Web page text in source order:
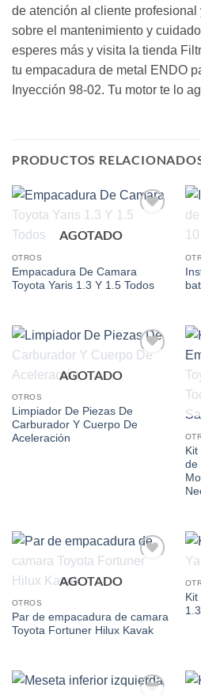
de atención al cliente profesional
sobre el mantenimiento y
esperes más y visita la tienda
tu empacadura de metal ENDO
Inyección 98-02. Tu motor te lo
PRODUCTOS
AGOTADO
OTROS
Empacadura De Camara
Toyota Yaris 1.3 Y 1.5 Todos
AGOTADO
OTROS
Limpiador De Piezas De
Carburador Y Cuerpo De
Aceleración
de
AGOTADO
OTROS
Par de empacadura de camara
Toyota Fortuner Hilux Kavak